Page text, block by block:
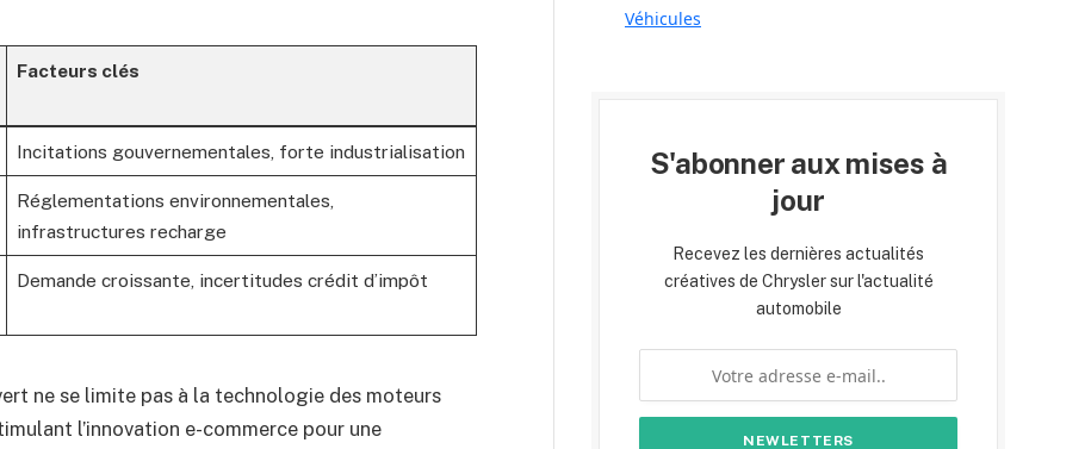
Facteurs clés
Incitations gouvernementales, forte industrialisation
Réglementations environnementales,
infrastructures recharge
Demande croissante, incertitudes crédit d’impôt
ne se limite pas à la technologie des moteurs
l’innovation e-commerce pour une
Véhicules
S'abonner aux mises à
jour
Recevez les dernières actualités
créatives de Chrysler sur l'actualité
automobile